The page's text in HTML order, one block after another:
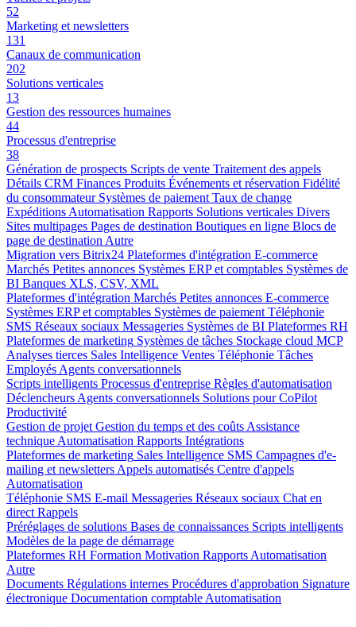
52
Marketing et newsletters
131
Canaux de communication
202
Solutions verticales
13
Gestion des ressources humaines
44
Processus d'entreprise
38
Génération de prospects Scripts de vente Traitement des appels
Détails CRM Finances Produits Événements et réservation Fidélité
du consommateur Systèmes de paiement Taux de change
Expéditions Automatisation Rapports Solutions verticales Divers
Sites multipages Pages de destination Boutiques en ligne Blocs de
page de destination Autre
Migration vers Bitrix24 Plateformes d'intégration E-commerce
Marchés Petites annonces Systèmes ERP et comptables Systèmes de
BI Banques XLS, CSV, XML
Plateformes d'intégration Marchés Petites annonces E-commerce
Systèmes ERP et comptables Systèmes de paiement Téléphonie
SMS Réseaux sociaux Messageries Systèmes de BI Plateformes RH
Plateformes de marketing Systèmes de tâches Stockage cloud MCP
Analyses tierces Sales Intelligence Ventes Téléphonie Tâches
Employés Agents conversationnels
Scripts intelligents Processus d'entreprise Règles d'automatisation
Déclencheurs Agents conversationnels Solutions pour CoPilot
Productivité
Gestion de projet Gestion du temps et des coûts Assistance
technique Automatisation Rapports Intégrations
Plateformes de marketing Sales Intelligence SMS Campagnes d'e-
mailing et newsletters Appels automatisés Centre d'appels
Automatisation
Téléphonie SMS E-mail Messageries Réseaux sociaux Chat en
direct Rappels
Préréglages de solutions Bases de connaissances Scripts intelligents
Modèles de la page de démarrage
Plateformes RH Formation Motivation Rapports Automatisation
Autre
Documents Régulations internes Procédures d'approbation Signature
électronique Documentation comptable Automatisation